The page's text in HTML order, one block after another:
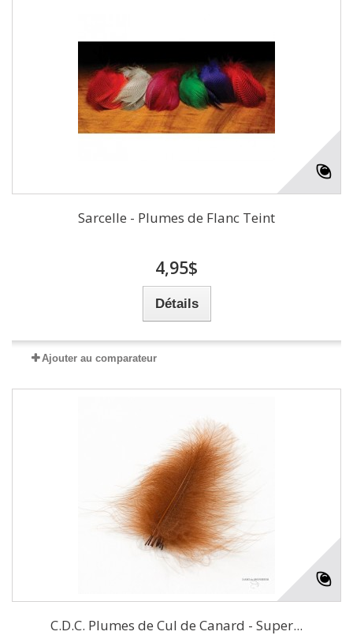
Sarcelle - Plumes de Flanc Teint
4,95$
Détails
Ajouter au comparateur
C.D.C. Plumes de Cul de Canard - Super...